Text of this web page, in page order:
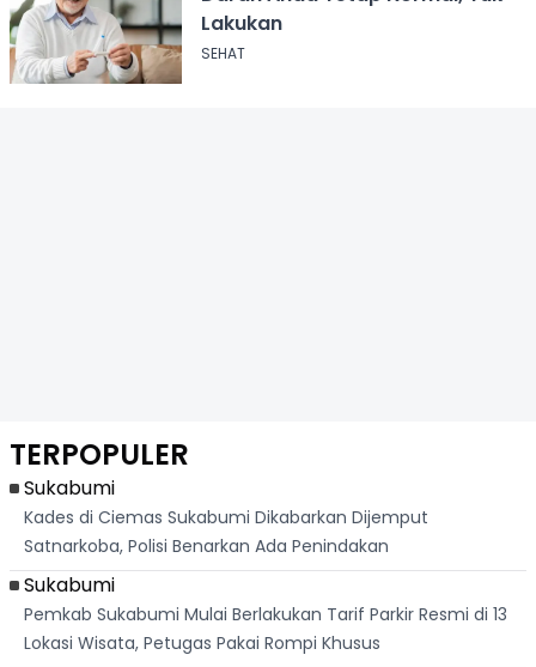
Lakukan
SEHAT
TERPOPULER
Sukabumi
Kades di Ciemas Sukabumi Dikabarkan Dijemput
Satnarkoba, Polisi Benarkan Ada Penindakan
Sukabumi
Pemkab Sukabumi Mulai Berlakukan Tarif Parkir Resmi di 13
Lokasi Wisata, Petugas Pakai Rompi Khusus